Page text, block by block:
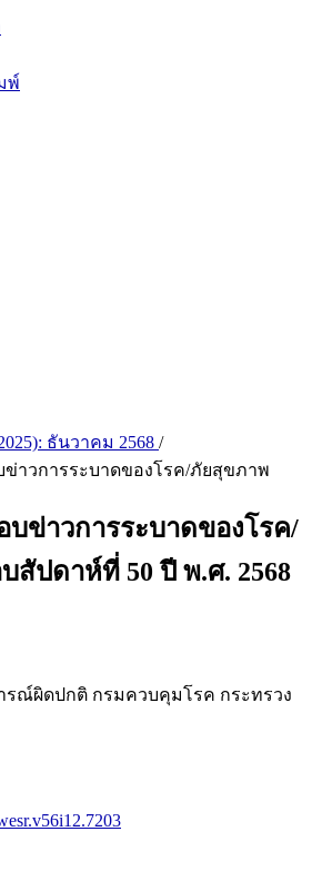
พ์
ธันวาคม 2568 /
ข่าวการระบาดของโรค/ภัยสุขภาพ
บข่าวการระบาดของโรค/
สัปดาห์ที่ 50 ปี พ.ศ. 2568
รณ์ผิดปกติ กรมควบคุมโรค กระทรวง